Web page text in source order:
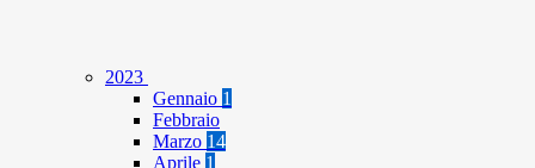
2023
Gennaio 1
Febbraio
Marzo 14
Aprile 1